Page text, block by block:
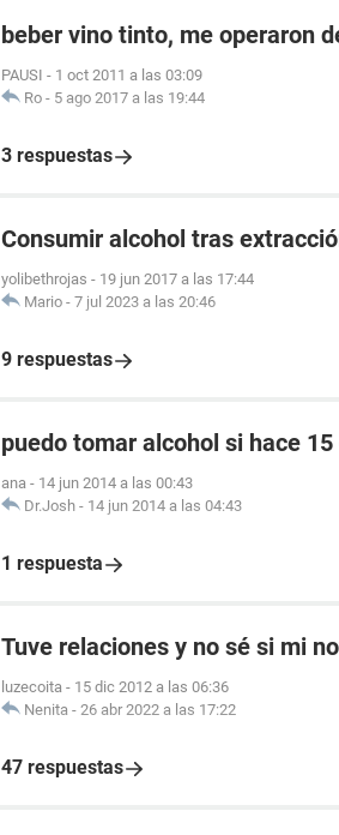
beber vino tinto, me operaron
PAUSI - 1 oct 2011 a las 03:09
Ro - 5 ago 2017 a las 19:44
3 respuestas
Consumir alcohol tras
yolibethrojas - 19 jun 2017 a las 17:44
Mario - 7 jul 2023 a las 20:46
9 respuestas
puedo tomar alcohol si hace
ana - 14 jun 2014 a las 00:43
Dr.Josh - 14 jun 2014 a las 04:43
1 respuesta
Tuve relaciones y no sé si mi
luzecoita - 15 dic 2012 a las 06:36
Nenita - 26 abr 2022 a las 17:22
47 respuestas